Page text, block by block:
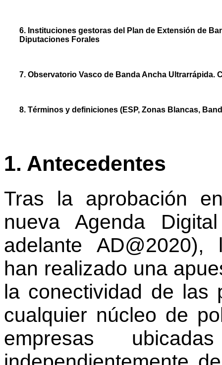
6. Instituciones gestoras del Plan de Extensión de
Diputaciones Forales
7. Observatorio Vasco de Banda Ancha Ultrarrápida.
8. Términos y definiciones (ESP, Zonas Blancas,
1. Antecedentes
Tras la aprobación
nueva Agenda
adelante
han realizado una
la conectividad de las
cualquier núcleo de
empresas